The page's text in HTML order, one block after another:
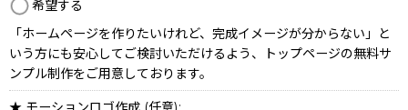
希望する
「ホームページを作りたいけれど、完成イメージが分からない」と
いう方にも安心してご検討いただけるよう、トップページの無料サ
ンプル制作をご用意しております。